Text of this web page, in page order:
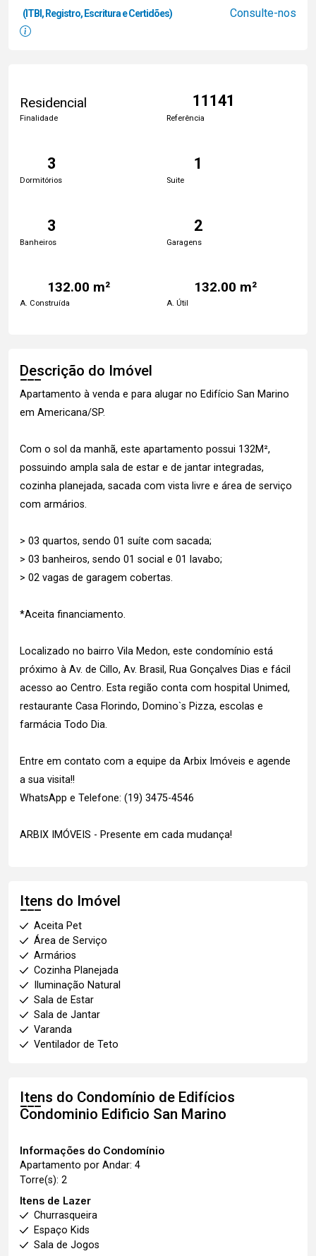
(ITBI, Registro, Escritura e Certidões) Consulte-nos
Residencial
Finalidade
11141
Referência
3
Dormitórios
1
Suite
3
Banheiros
2
Garagens
132.00 m²
A. Construída
132.00 m²
A. Útil
Descrição do Imóvel
Apartamento à venda e para alugar no Edifício San Marino
em Americana/SP.
Com o sol da manhã, este apartamento possui 132M²,
possuindo ampla sala de estar e de jantar integradas,
cozinha planejada, sacada com vista livre e área de serviço
com armários.
> 03 quartos, sendo 01 suíte com sacada;
> 03 banheiros, sendo 01 social e 01 lavabo;
> 02 vagas de garagem cobertas.
*Aceita financiamento.
Localizado no bairro Vila Medon, este condomínio está
próximo à Av. de Cillo, Av. Brasil, Rua Gonçalves Dias e fácil
acesso ao Centro. Esta região conta com hospital Unimed,
restaurante Casa Florindo, Domino`s Pizza, escolas e
farmácia Todo Dia.
Entre em contato com a equipe da Arbix Imóveis e agende
a sua visita!!
WhatsApp e Telefone: (19) 3475-4546
ARBIX IMÓVEIS - Presente em cada mudança!
Itens do Imóvel
Aceita Pet
Área de Serviço
Armários
Cozinha Planejada
Iluminação Natural
Sala de Estar
Sala de Jantar
Varanda
Ventilador de Teto
Itens do Condomínio de Edifícios
Condominio Edificio San Marino
Informações do Condomínio
Apartamento por Andar: 4
Torre(s): 2
Itens de Lazer
Churrasqueira
Espaço Kids
Sala de Jogos